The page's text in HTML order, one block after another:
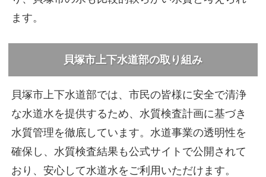
ます。
貝塚市上下水道部の取り組み
貝塚市上下水道部では、市民の皆様に安全で清浄
な水道水を提供するため、水質検査計画に基づき
水質管理を徹底しています。水道事業の透明性を
確保し、水質検査結果も公式サイトで公開されて
おり、安心して水道水をご利用いただけます。